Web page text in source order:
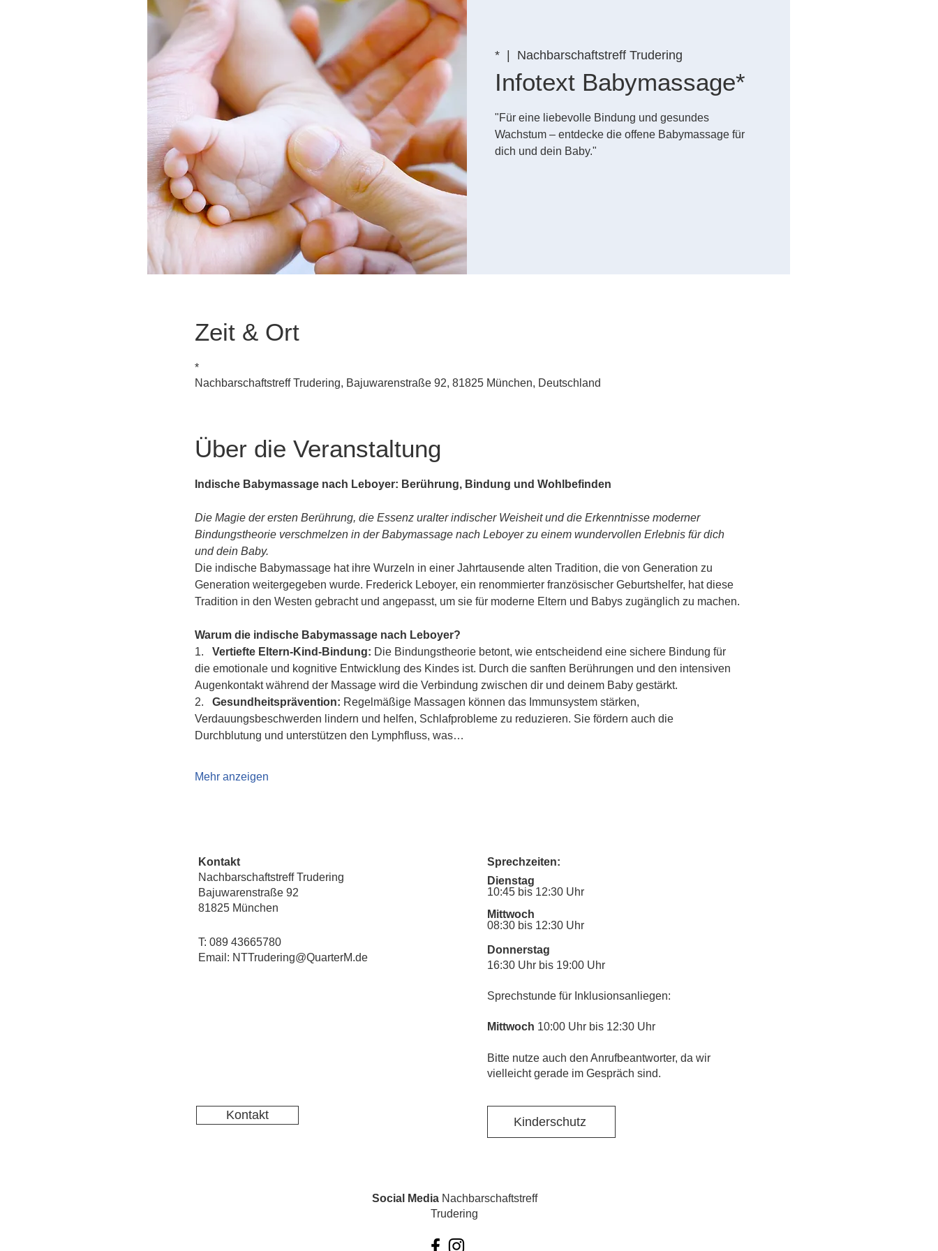
*
  |
Nachbarschaftstreff Trudering
Infotext Babymassage*
"Für eine liebevolle Bindung und gesundes
Wachstum – entdecke die offene Babymassage für
dich und dein Baby."
Zeit & Ort
*
Nachbarschaftstreff Trudering, Bajuwarenstraße 92, 81825 München, Deutschland
Über die Veranstaltung
Indische Babymassage nach Leboyer: Berührung, Bindung und Wohlbefinden
Die Magie der ersten Berührung, die Essenz uralter indischer Weisheit und die Erkenntnisse moderner
Bindungstheorie verschmelzen in der Babymassage nach Leboyer zu einem wundervollen Erlebnis für dich
und dein Baby.
Die indische Babymassage hat ihre Wurzeln in einer Jahrtausende alten Tradition, die von Generation zu
Generation weitergegeben wurde. Frederick Leboyer, ein renommierter französischer Geburtshelfer, hat diese
Tradition in den Westen gebracht und angepasst, um sie für moderne Eltern und Babys zugänglich zu machen.
Warum die indische Babymassage nach Leboyer?
1. Vertiefte Eltern-Kind-Bindung: Die Bindungstheorie betont, wie entscheidend eine sichere Bindung für
die emotionale und kognitive Entwicklung des Kindes ist. Durch die sanften Berührungen und den intensiven
Augenkontakt während der Massage wird die Verbindung zwischen dir und deinem Baby gestärkt.
2. Gesundheitsprävention: Regelmäßige Massagen können das Immunsystem stärken,
Verdauungsbeschwerden lindern und helfen, Schlafprobleme zu reduzieren. Sie fördern auch die
Durchblutung und unterstützen den Lymphfluss, was…
Mehr anzeigen
Kontakt
Nachbarschaftstreff Trudering
Bajuwarenstraße 92
81825 München
T: 089 43665780
Email: NTTrudering@QuarterM.de
Kontakt
Sprechzeiten:
Dienstag
10:45 bis 12:30 Uhr
Mittwoch
08:30 bis 12:30 Uhr
Donnerstag
16:30 Uhr bis 19:00 Uhr
Sprechstunde für Inklusionsanliegen:
Mittwoch 10:00 Uhr bis 12:30 Uhr
​Bitte nutze auch den Anrufbeantworter, da wir
vielleicht gerade im Gespräch sind.
Kinderschutz
Social MediaNachbarschaftstreff
Trudering